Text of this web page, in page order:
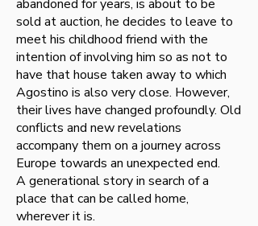
abandoned for years, is about to be
sold at auction, he decides to leave to
meet his childhood friend with the
intention of involving him so as not to
have that house taken away to which
Agostino is also very close. However,
their lives have changed profoundly. Old
conflicts and new revelations
accompany them on a journey across
Europe towards an unexpected end.
A generational story in search of a
place that can be called home,
wherever it is.